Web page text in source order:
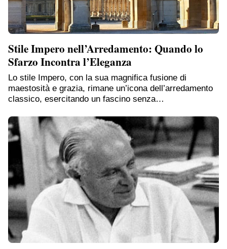
Stile Impero nell’Arredamento: Quando lo
Sfarzo Incontra l’Eleganza
Lo stile Impero, con la sua magnifica fusione di
maestosità e grazia, rimane un’icona dell’arredamento
classico, esercitando un fascino senza…